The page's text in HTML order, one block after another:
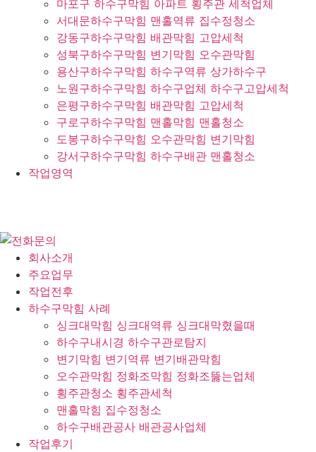
마포구 하수구막힘 아파트 횡주관 세척업체
서대문하수구막힘 맨홀역류 집수정청소
강동구하수구막힘 배관막힘 고압세척
성북구하수구막힘 변기막힘 오수관막힘
용산구하수구막힘 하수구역류 상가하수구
노원구하수구막힘 하수구업체 하수구고압세척
은평구하수구막힘 배관막힘 고압세척
구로구하수구막힘 맨홀막힘 맨홀청소
도봉구하수구막힘 오수관막힘 변기막힘
강서구하수구막힘 하수구배관 맨홀청소
작업영역
회사소개
주요업무
작업전후
하수구막힘 사례
싱크대막힘 싱크대역류 싱크대막혔을때
하수구내시경 하수구관로탐지
변기막힘 변기역류 변기배관막힘
오수관막힘 정화조막힘 정화조뚫는업체
횡주관청소 횡주관세척
맨홀막힘 집수정청소
하수구배관공사 배관공사업체
작업후기